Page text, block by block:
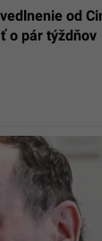
od
o pár týždňov